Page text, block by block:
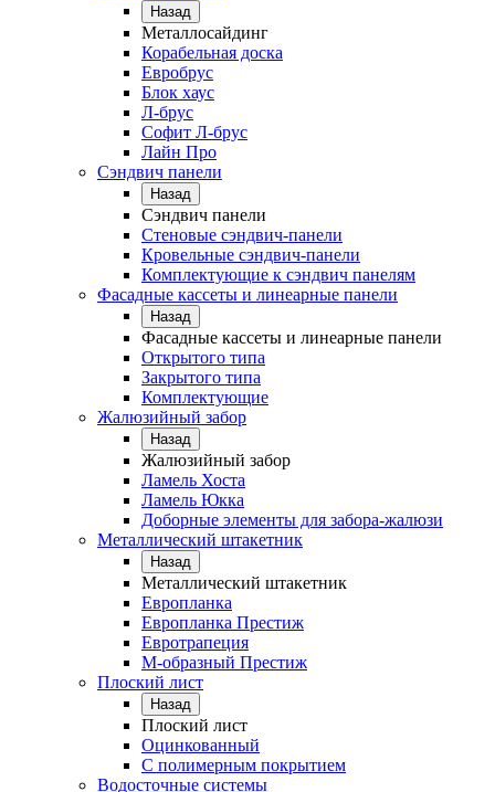
Назад
Металлосайдинг
Корабельная доска
Евробрус
Блок хаус
Л-брус
Софит Л-брус
Лайн Про
Сэндвич панели
Назад
Сэндвич панели
Стеновые сэндвич-панели
Кровельные сэндвич-панели
Комплектующие к сэндвич панелям
Фасадные кассеты и линеарные панели
Назад
Фасадные кассеты и линеарные панели
Открытого типа
Закрытого типа
Комплектующие
Жалюзийный забор
Назад
Жалюзийный забор
Ламель Хоста
Ламель Юкка
Доборные элементы для забора-жалюзи
Металлический штакетник
Назад
Металлический штакетник
Европланка
Европланка Престиж
Евротрапеция
М-образный Престиж
Плоский лист
Назад
Плоский лист
Оцинкованный
С полимерным покрытием
Водосточные системы